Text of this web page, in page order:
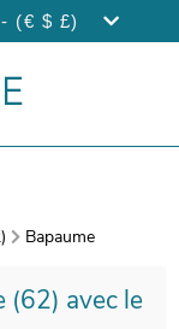
(€ $ £)
Bapaume
(62) avec le